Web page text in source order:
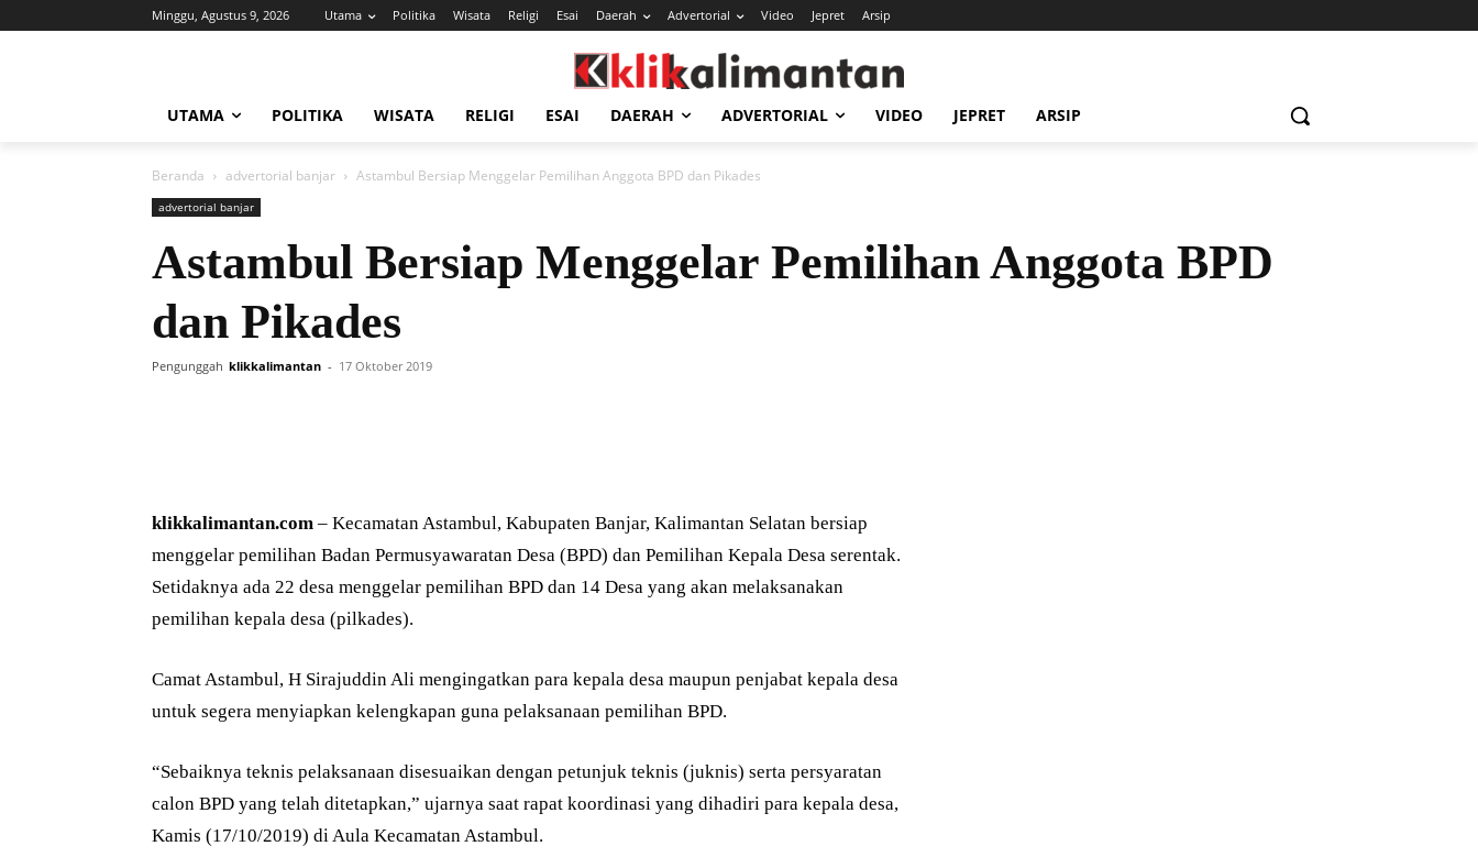
Minggu, Agustus 9, 2026 Utama Politika Wisata Religi Esai Daerah Advertorial Video Jepret Arsip
UTAMA POLITIKA WISATA RELIGI ESAI DAERAH ADVERTORIAL VIDEO JEPRET ARSIP
Beranda advertorial banjar Astambul Bersiap Menggelar Pemilihan Anggota BPD dan Pikades
advertorial banjar
Astambul Bersiap Menggelar Pemilihan Anggota BPD
dan Pikades
Pengunggah klikkalimantan - 17 Oktober 2019
klikkalimantan.com – Kecamatan Astambul, Kabupaten Banjar, Kalimantan Selatan bersiap
menggelar pemilihan Badan Permusyawaratan Desa (BPD) dan Pemilihan Kepala Desa serentak.
Setidaknya ada 22 desa menggelar pemilihan BPD dan 14 Desa yang akan melaksanakan
pemilihan kepala desa (pilkades).
Camat Astambul, H Sirajuddin Ali mengingatkan para kepala desa maupun penjabat kepala desa
untuk segera menyiapkan kelengkapan guna pelaksanaan pemilihan BPD.
“Sebaiknya teknis pelaksanaan disesuaikan dengan petunjuk teknis (juknis) serta persyaratan
calon BPD yang telah ditetapkan,” ujarnya saat rapat koordinasi yang dihadiri para kepala desa,
Kamis (17/10/2019) di Aula Kecamatan Astambul.